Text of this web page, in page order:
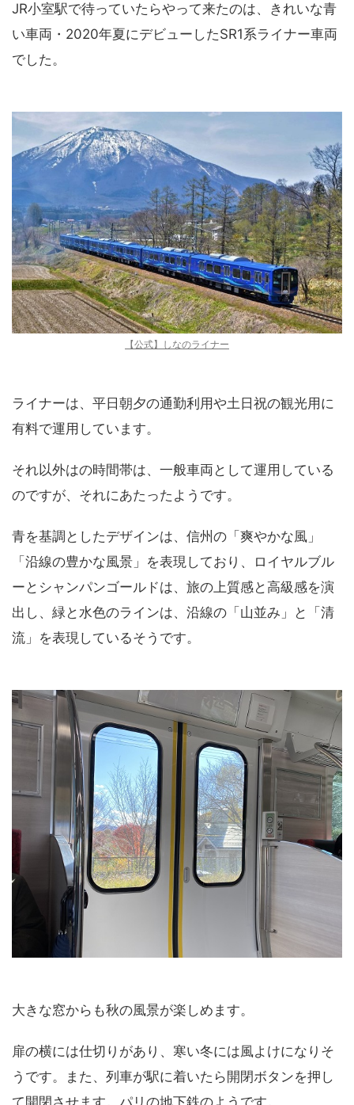
JR小室駅で待っていたらやって来たのは、きれいな青
い車両・2020年夏にデビューしたSR1系ライナー車両
でした。
【公式】しなのライナー
ライナーは、平日朝夕の通勤利用や土日祝の観光用に
有料で運用しています。
それ以外はの時間帯は、一般車両として運用している
のですが、それにあたったようです。
青を基調としたデザインは、信州の「爽やかな風」
「沿線の豊かな風景」を表現しており、ロイヤルブル
ーとシャンパンゴールドは、旅の上質感と高級感を演
出し、緑と水色のラインは、沿線の「山並み」と「清
流」を表現しているそうです。
大きな窓からも秋の風景が楽しめます。
扉の横には仕切りがあり、寒い冬には風よけになりそ
うです。また、列車が駅に着いたら開閉ボタンを押し
て開閉させます。パリの地下鉄のようです。